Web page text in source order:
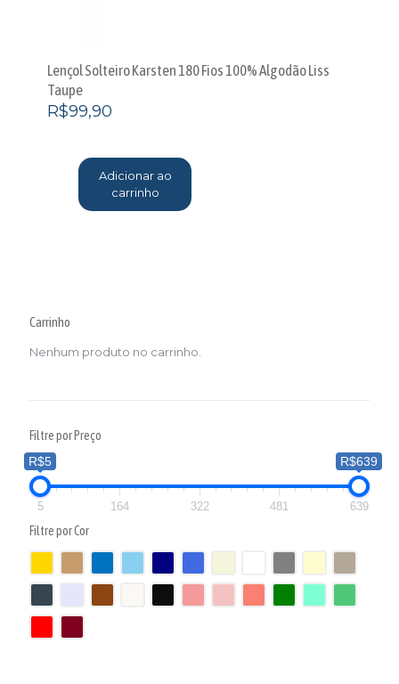
Lençol Solteiro Karsten 180 Fios 100% Algodão Liss
Taupe
R$99,90
Adicionar ao
carrinho
Carrinho
Nenhum produto no carrinho.
Filtre por Preço
R$5
R$639
5 164 322 481 639
Filtre por Cor